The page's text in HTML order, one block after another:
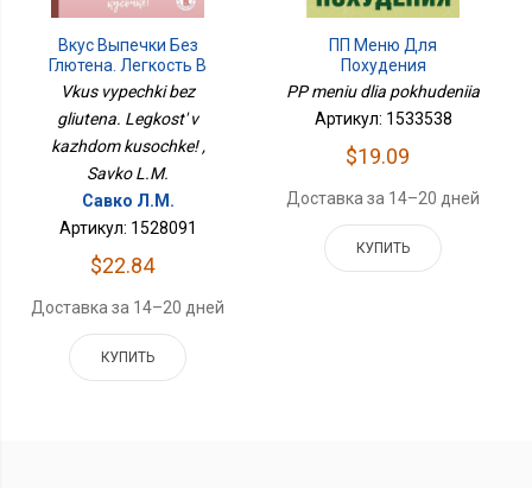
Вкус Выпечки Без
Глютена. Легкость В
Каждом Кусочке!
Vkus vypechki bez
gliutena. Legkost' v
kazhdom kusochke! ,
Savko L.M.
Савко Л.М.
Артикул: 1528091
$22.84
Доставка за 14–20 дней
КУПИТЬ
ПП Меню Для
Похудения
PP meniu dlia pokhudeniia
Артикул: 1533538
$19.09
Доставка за 14–20 дней
КУПИТЬ